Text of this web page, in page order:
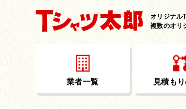
オリジナル
複数のオリ
業者一覧 見積も